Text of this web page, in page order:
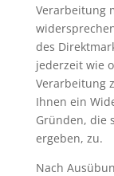
Verarbeitung
des
jederzeit wie
Verarbeitung
Ihnen ein
Gründen, die
ergeben, zu.
Nach